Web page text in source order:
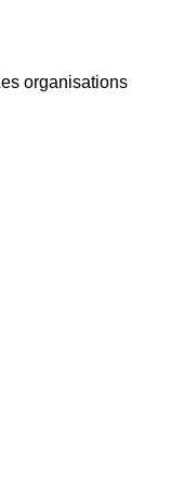
organisations